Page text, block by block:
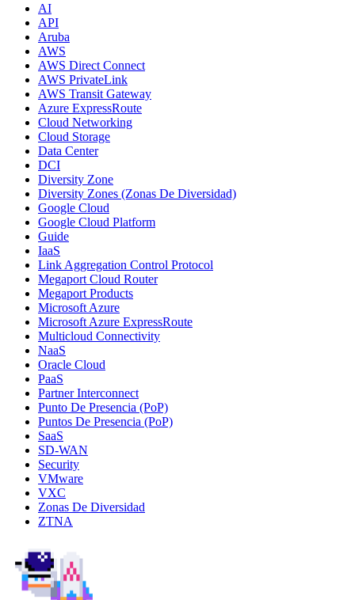
AI
API
Aruba
AWS
AWS Direct Connect
AWS PrivateLink
AWS Transit Gateway
Azure ExpressRoute
Cloud Networking
Cloud Storage
Data Center
DCI
Diversity Zone
Diversity Zones (Zonas De Diversidad)
Google Cloud
Google Cloud Platform
Guide
IaaS
Link Aggregation Control Protocol
Megaport Cloud Router
Megaport Products
Microsoft Azure
Microsoft Azure ExpressRoute
Multicloud Connectivity
NaaS
Oracle Cloud
PaaS
Partner Interconnect
Punto De Presencia (PoP)
Puntos De Presencia (PoP)
SaaS
SD-WAN
Security
VMware
VXC
Zonas De Diversidad
ZTNA